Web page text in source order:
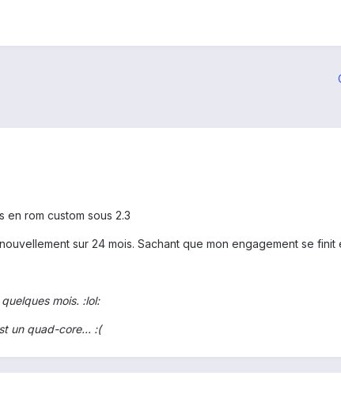
en rom custom sous 2.3
sur 24 mois. Sachant que mon engagement se finit
mois. :lol:
un quad-core... :(